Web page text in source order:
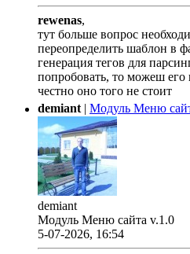
rewenas,
тут больше вопрос
переопределить шаблон в
генерация тегов для
попробовать, то можеш его
честно оно того не стоит
demiant| Модуль Меню
demiant
Модуль Меню сайта v.1.0
5-07-2026, 16:54